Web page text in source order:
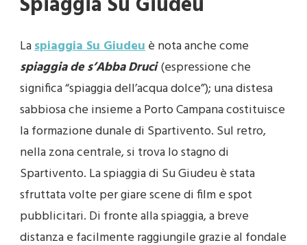
Laspiaggia Su Giudeuè nota anche come
spiaggia de s’Abba Druci (espressione che
significa “spiaggia dell’acqua dolce”); una distesa
sabbiosa che insieme a Porto Campana costituisce
la formazione dunale di Spartivento. Sul retro,
nella zona centrale, si trova lo stagno di
Spartivento. La spiaggia di Su Giudeu è stata
sfruttata volte per giare scene di film e spot
pubblicitari. Di fronte alla spiaggia, a breve
distanza e facilmente raggiungile grazie al fondale